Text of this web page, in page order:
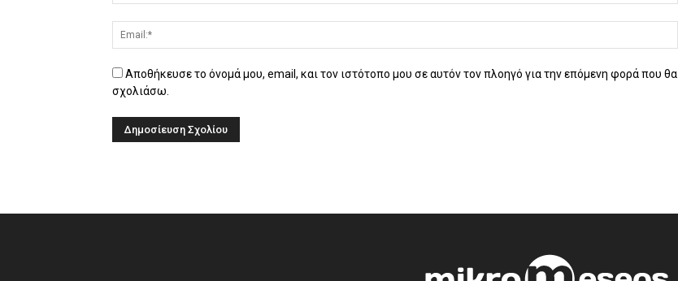
Αποθήκευσε το όνομά μου, email, και τον ιστότοπο μου σε αυτόν τον πλοηγό για την επόμενη φορά που θα
σχολιάσω.